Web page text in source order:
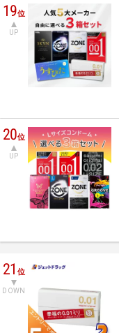
19位
UP
20位
UP
21位
DOWN